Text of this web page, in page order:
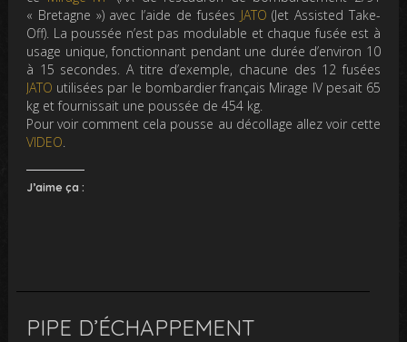
« Bretagne ») avec l’aide de fusées JATO (Jet Assisted Take-
Off). La poussée n’est pas modulable et chaque fusée est à
usage unique, fonctionnant pendant une durée d’environ 10
à 15 secondes. A titre d’exemple, chacune des 12 fusées
JATO utilisées par le bombardier français Mirage IV pesait 65
kg et fournissait une poussée de 454 kg.
Pour voir comment cela pousse au décollage allez voir cette
VIDEO.
J’aime ça :
PIPE D’ÉCHAPPEMENT